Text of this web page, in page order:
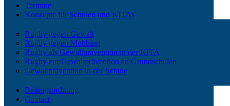
Termine
Konzepte für Schulen und KITAs
Rugby gegen Gewalt
Rugby gegen Mobbing
Rugby als Gewaltprävention in der KITA
Rugby zur Gewaltprävention an Grundschulen
Gewaltprävention in der Schule
Beitragsordnung
Contact